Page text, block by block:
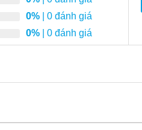
0% | 0 đánh giá
0% | 0 đánh giá